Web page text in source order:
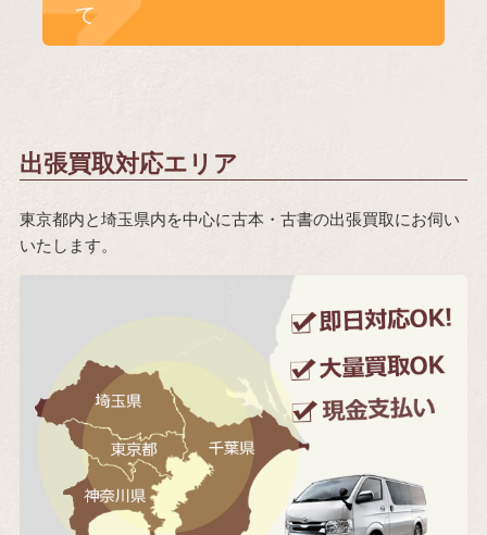
て
出張買取対応エリア
東京都内と埼玉県内を中心に古本・古書の出張買取にお伺い
いたします。